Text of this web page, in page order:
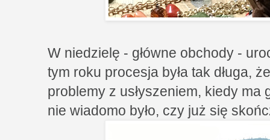
W niedzielę - główne obchody -
tym roku procesja była tak długa,
problemy z usłyszeniem, kiedy ma
nie wiadomo było, czy już się